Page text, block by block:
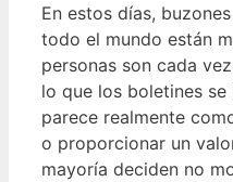
En estos días,
todo el mundo están
personas son cada
lo que los boletines se
parece realmente
o proporcionar un
mayoría deciden no